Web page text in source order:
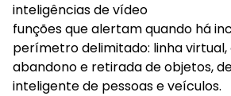
inteligências de vídeo
funções que alertam quando há
perímetro delimitado: linha
abandono e retirada de objetos,
inteligente de pessoas e veículos.